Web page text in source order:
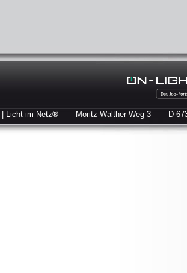
| Licht im Netz® — Moritz-Walther-Weg 3 — D-